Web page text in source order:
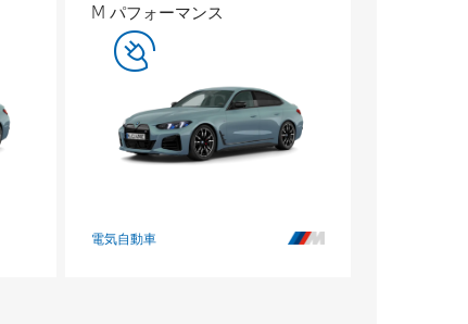
M パフォーマンス
電気自動車